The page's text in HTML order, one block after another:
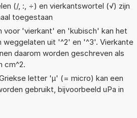
(/, :, ÷) en vierkantswortel (√) zijn
toegestaan
voor 'vierkant' en 'kubisch' kan het
weggelaten uit '^2' en '^3'. Vierkante
daarom worden geschreven als
cm^2.
letter 'µ' (= micro) kan een
gebruikt, bijvoorbeeld uPa in